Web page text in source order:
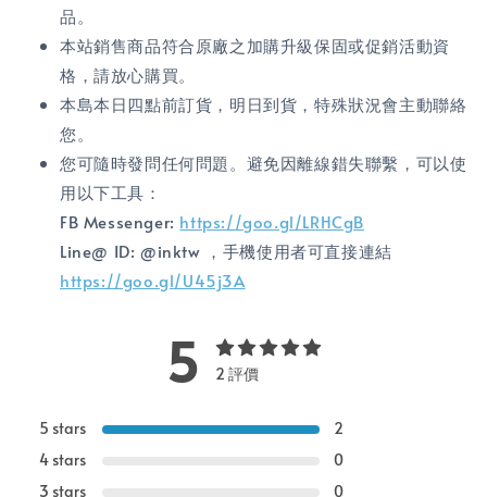
品。
本站銷售商品符合原廠之加購升級保固或促銷活動資
格，請放心購買。
本島本日四點前訂貨，明日到貨，特殊狀況會主動聯絡
您。
您可隨時發問任何問題。避免因離線錯失聯繫，可以使
用以下工具：
FB Messenger: https://goo.gl/LRHCgB
Line@ ID: @inktw ，手機使用者可直接連結
https://goo.gl/U45j3A
5 2 評價
5 stars
2
4 stars
0
3 stars
0